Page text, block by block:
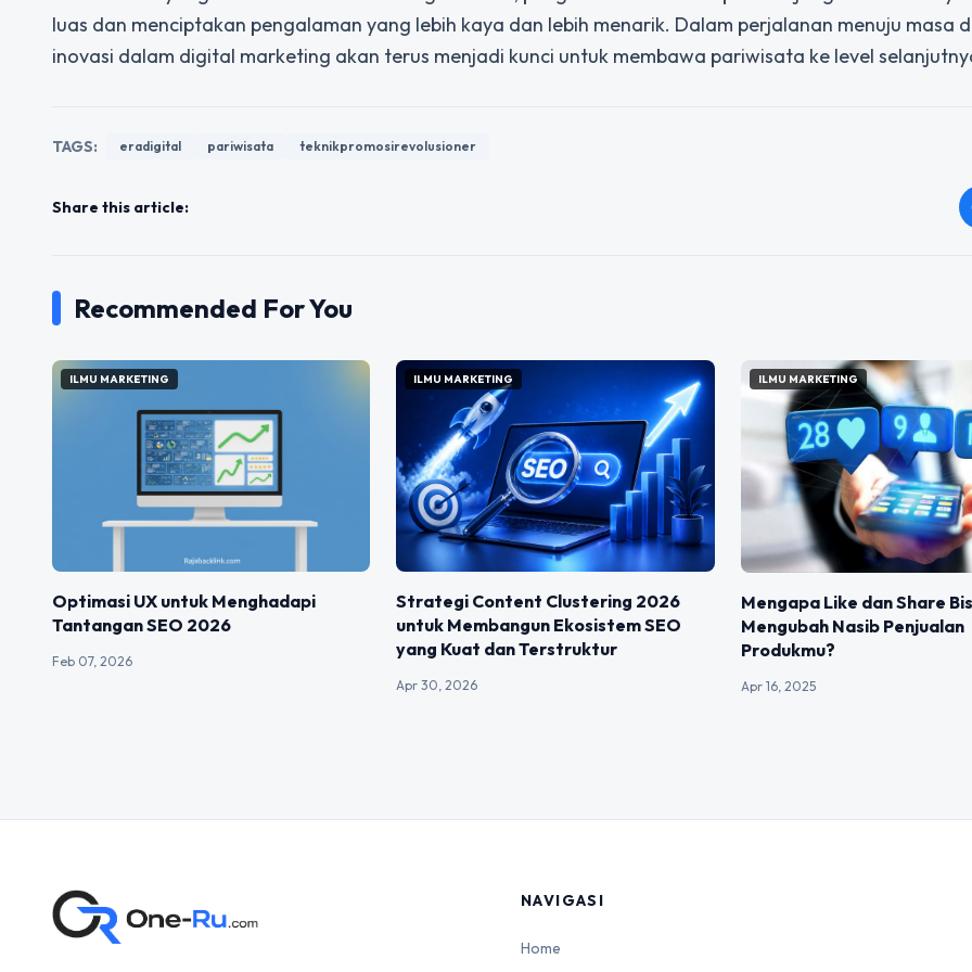
luas dan menciptakan pengalaman yang lebih kaya dan lebih menarik. Dalam perjalanan menuju masa
inovasi dalam digital marketing akan terus menjadi kunci untuk membawa pariwisata ke level
TAGS: eradigital pariwisata teknikpromosirevolusioner
Share this article:
Recommended For You
ILMU MARKETING
Optimasi UX untuk Menghadapi
Tantangan SEO 2026
Feb 07, 2026
ILMU MARKETING
Strategi Content Clustering 2026
untuk Membangun Ekosistem SEO
yang Kuat dan Terstruktur
Apr 30, 2026
ILMU MARKETING
Mengapa Like dan Share
Mengubah Nasib Penjualan
Produkmu?
Apr 16, 2025
NAVIGASI
Home